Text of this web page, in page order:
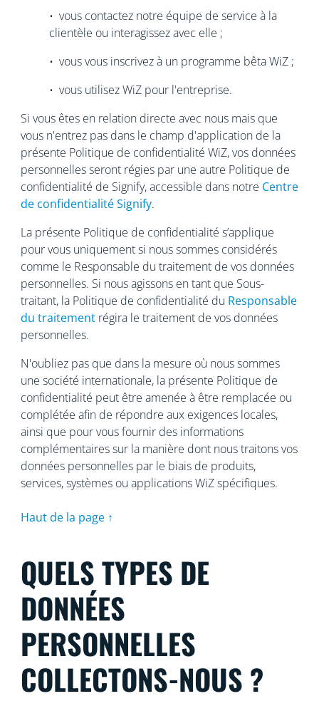
• vous contactez notre équipe de service à la
clientèle ou interagissez avec elle ;
• vous vous inscrivez à un programme bêta WiZ ;
• vous utilisez WiZ pour l'entreprise.
Si vous êtes en relation directe avec nous mais que
vous n'entrez pas dans le champ d'application de la
présente Politique de confidentialité WiZ, vos données
personnelles seront régies par une autre Politique de
confidentialité de Signify, accessible dans notre Centre
de confidentialité Signify.
La présente Politique de confidentialité s’applique
pour vous uniquement si nous sommes considérés
comme le Responsable du traitement de vos données
personnelles. Si nous agissons en tant que Sous-
traitant, la Politique de confidentialité du Responsable
du traitementrégira le traitement de vos données
personnelles.
N'oubliez pas que dans la mesure où nous sommes
une société internationale, la présente Politique de
confidentialité peut être amenée à être remplacée ou
complétée afin de répondre aux exigences locales,
ainsi que pour vous fournir des informations
complémentaires sur la manière dont nous traitons vos
données personnelles par le biais de produits,
services, systèmes ou applications WiZ spécifiques.
Haut de la page ↑
QUELS TYPES DE
DONNÉES
PERSONNELLES
COLLECTONS-NOUS ?